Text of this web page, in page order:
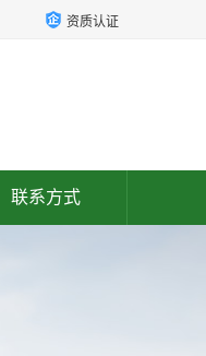
资质认证
联系方式